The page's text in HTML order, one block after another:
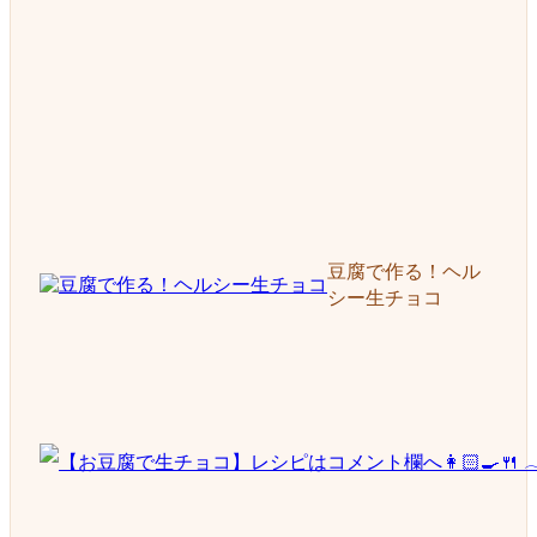
豆腐で作る！ヘル
シー生チョコ